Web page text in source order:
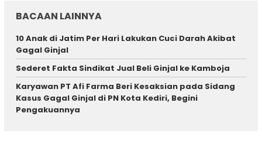
BACAAN LAINNYA
10 Anak di Jatim Per Hari Lakukan Cuci Darah Akibat
Gagal Ginjal
Sederet Fakta Sindikat Jual Beli Ginjal ke Kamboja
Karyawan PT Afi Farma Beri Kesaksian pada Sidang
Kasus Gagal Ginjal di PN Kota Kediri, Begini
Pengakuannya